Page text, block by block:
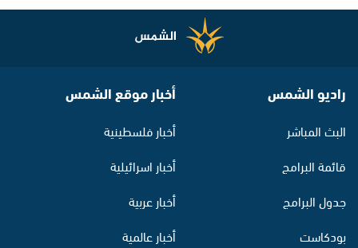
راديو الشمس
البث المباشر
قائمة البرامج
جدول البرامج
بودكاست
أخبار موقع الشمس
أخبار فلسطينية
أخبار اسرائيلية
أخبار عربية
أخبار عالمية